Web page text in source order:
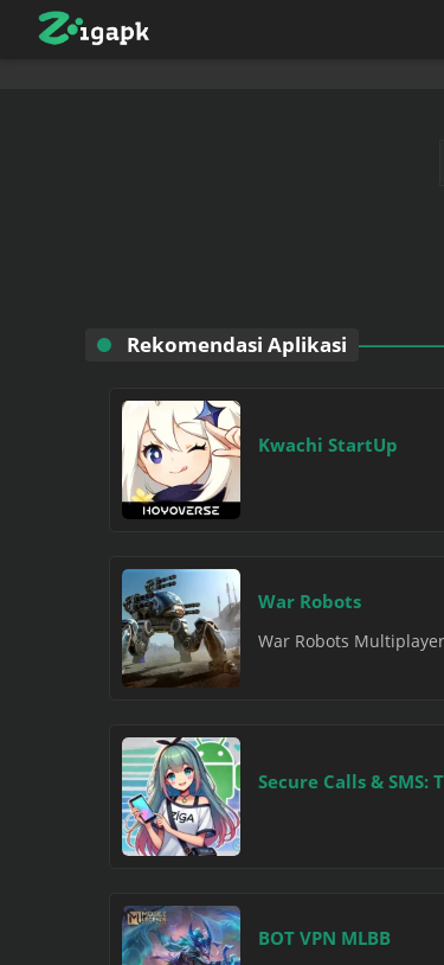
Rekomendasi Aplikasi
Kwachi StartUp
War Robots
War Robots
Secure Calls &
BOT VPN MLBB